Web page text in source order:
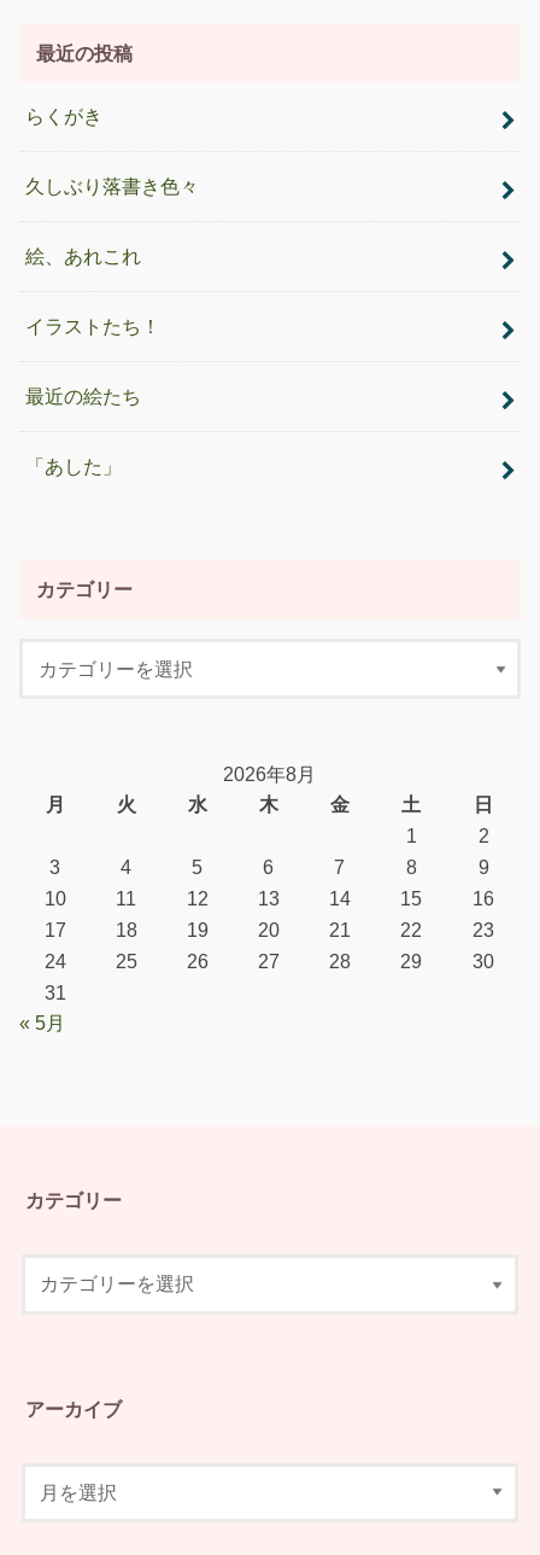
最近の投稿
らくがき
久しぶり落書き色々
絵、あれこれ
イラストたち！
最近の絵たち
「あした」
カテゴリー
2026年8月
月
火 水 木 金 土
日
1
2
3
4 5 6 7 8
9
10
11 12 13 14 15
16
17
18 19 20 21 22
23
24
25 26 27 28 29
30
31
« 5月
カテゴリー
アーカイブ